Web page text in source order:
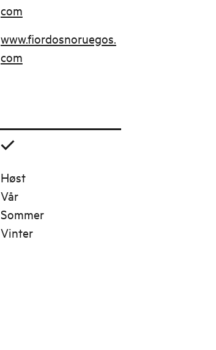
com
www.fiordosnoruegos.
com
Høst
Vår
Sommer
Vinter